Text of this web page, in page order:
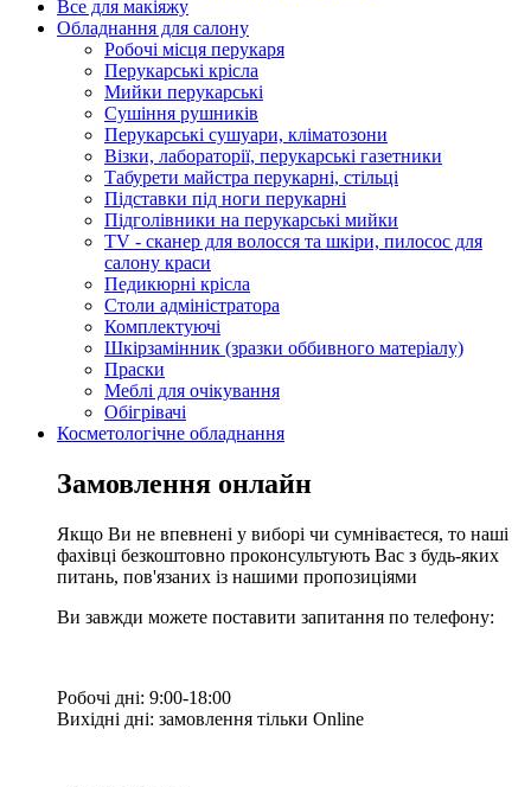
Все для макіяжу
Обладнання для салону
Робочі місця перукаря
Перукарські крісла
Мийки перукарські
Сушіння рушників
Перукарські сушуари, кліматозони
Візки, лабораторії, перукарські газетники
Табурети майстра перукарні, стільці
Підставки під ноги перукарні
Підголівники на перукарські мийки
TV - сканер для волосся та шкіри, пилосос для
салону краси
Педикюрні крісла
Столи адміністратора
Комплектуючі
Шкірзамінник (зразки оббивного матеріалу)
Праски
Меблі для очікування
Обігрівачі
Косметологічне обладнання
Замовлення онлайн
Якщо Ви не впевнені у виборі чи сумніваєтеся, то наші
фахівці безкоштовно проконсультують Вас з будь-яких
питань, пов'язаних із нашими пропозиціями
Ви завжди можете поставити запитання по телефону:
Робочі дні: 9:00-18:00
Вихідні дні: замовлення тільки Online